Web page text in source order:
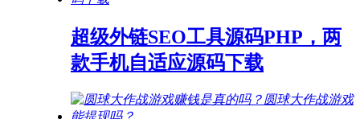
超级外链SEO工具源码PHP，两
款手机自适应源码下载